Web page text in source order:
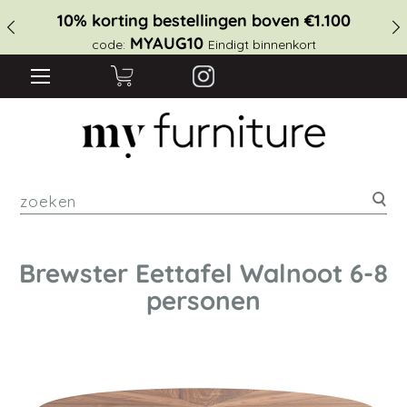
10% korting bestellingen boven €1.100
code: MYAUG10 Eindigt binnenkort
Brewster Eettafel Walnoot 6-8
personen